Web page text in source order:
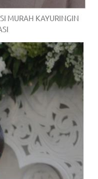
MURAH KAYURINGIN